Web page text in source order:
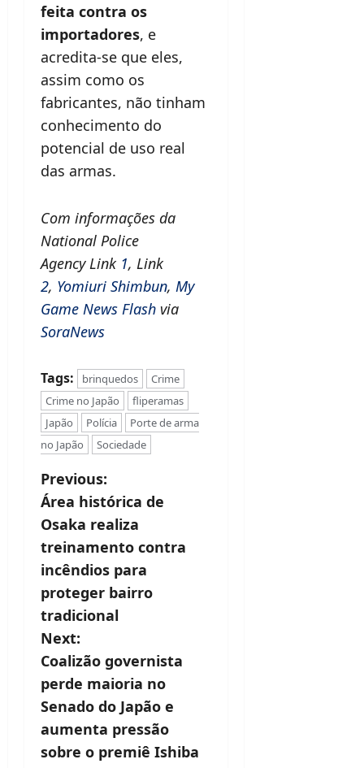
feita contra os
importadores, e
acredita-se que eles,
assim como os
fabricantes, não tinham
conhecimento do
potencial de uso real
das armas.
Com informações da
National Police
Agency Link 1, Link
2, Yomiuri Shimbun, My
Game News Flash via
SoraNews
Tags: brinquedos
Crime
Crime no Japão
fliperamas
Japão
Polícia
Porte de arma
no Japão
Sociedade
P
o
s
t
n
a
v
i
g
a
Previous:
Área histórica de
Osaka realiza
treinamento contra
incêndios para
proteger bairro
tradicional
Next:
Coalizão governista
perde maioria no
Senado do Japão e
aumenta pressão
sobre o premiê Ishiba